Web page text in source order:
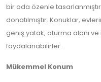
bir oda özenle
donatılmıştır. Konuklar,
geniş yatak, oturma alanı
faydalanabilirler.
Mükemmel Konum